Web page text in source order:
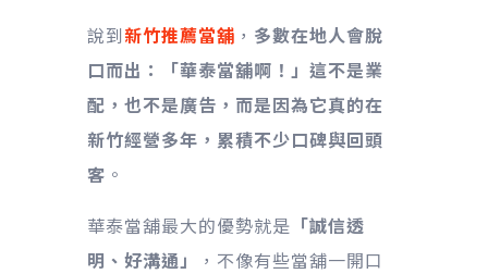
說到新竹推薦當舖 ， 多數在地人會脫
口而出：「華泰當舖啊！」這不是業
配，也不是廣告，而是因為它真的在
新竹經營多年，累積不少口碑與回頭
客 。
華泰當舖最大的優勢就是 「誠信透
明、好溝通」
，不像有些當舖一開口